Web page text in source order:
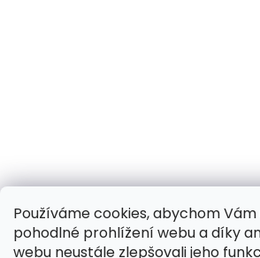
Používáme cookies, abychom Vám
pohodlné prohlížení webu a díky
webu neustále zlepšovali jeho